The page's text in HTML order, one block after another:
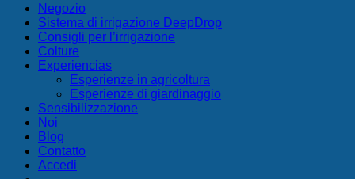
Negozio
Sistema di irrigazione DeepDrop
Consigli per l’irrigazione
Colture
Experiencias
Esperienze in agricoltura
Esperienze di giardinaggio
Sensibilizzazione
Noi
Blog
Contatto
Accedi